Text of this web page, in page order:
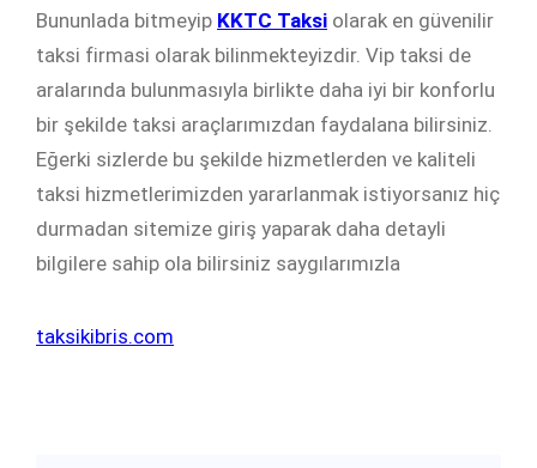
Bununlada bitmeyip KKTC Taksi olarak en güvenilir
taksi firmasi olarak bilinmekteyizdir. Vip taksi de
aralarında bulunmasıyla birlikte daha iyi bir konforlu
bir şekilde taksi araçlarımızdan faydalana bilirsiniz.
Eğerki sizlerde bu şekilde hizmetlerden ve kaliteli
taksi hizmetlerimizden yararlanmak istiyorsanız hiç
durmadan sitemize giriş yaparak daha detayli
bilgilere sahip ola bilirsiniz saygılarımızla
taksikibris.com